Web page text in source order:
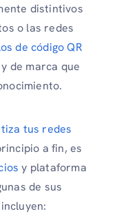
distintivos
o las redes
de código QR
de marca que
tus redes
a fin, es
y plataforma
de sus